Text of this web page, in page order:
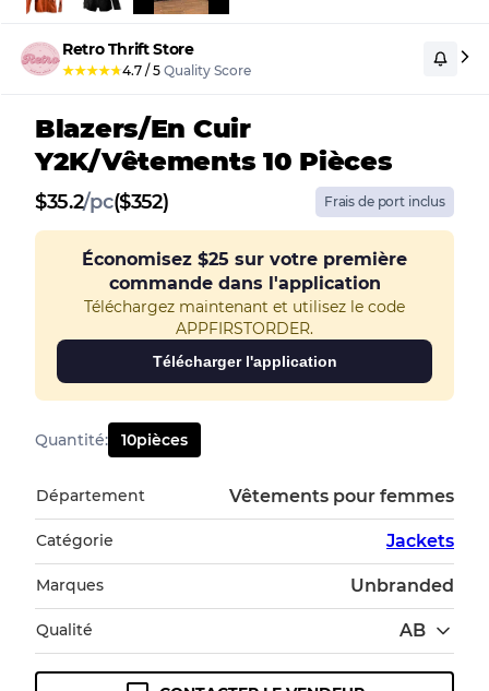
Retro Thrift Store
★★★★★4.7 / 5 Quality Score
Blazers/en Cuir
Y2K/vêtements 10 Pièces
$35.2/pc($352) Frais de port inclus
Économisez $25 sur votre première
commande dans l'application
Téléchargez maintenant et utilisez le code
APPFIRSTORDER.
Télécharger l'application
Quantité: 10pièces
Département Vêtements pour femmes
Catégorie Jackets
Marques Unbranded
Qualité AB